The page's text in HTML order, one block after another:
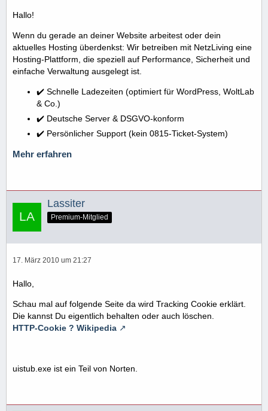
Hallo!
Wenn du gerade an deiner Website arbeitest oder dein
aktuelles Hosting überdenkst: Wir betreiben mit NetzLiving eine
Hosting-Plattform, die speziell auf Performance, Sicherheit und
einfache Verwaltung ausgelegt ist.
✔️ Schnelle Ladezeiten (optimiert für WordPress, WoltLab
& Co.)
✔️ Deutsche Server & DSGVO-konform
✔️ Persönlicher Support (kein 0815-Ticket-System)
Mehr erfahren
Lassiter
Premium-Mitglied
17. März 2010 um 21:27
Hallo,
Schau mal auf folgende Seite da wird Tracking Cookie erklärt.
Die kannst Du eigentlich behalten oder auch löschen.
HTTP-Cookie ? Wikipedia
uistub.exe ist ein Teil von Norten.